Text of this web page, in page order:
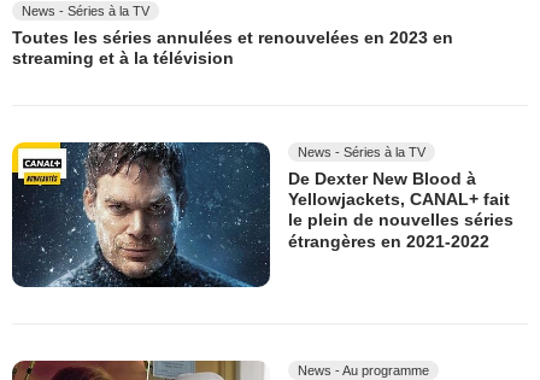
News - Séries à la TV
Toutes les séries annulées et renouvelées en 2023 en
streaming et à la télévision
News - Séries à la TV
De Dexter New Blood à
Yellowjackets, CANAL+ fait
le plein de nouvelles séries
étrangères en 2021-2022
News - Au programme